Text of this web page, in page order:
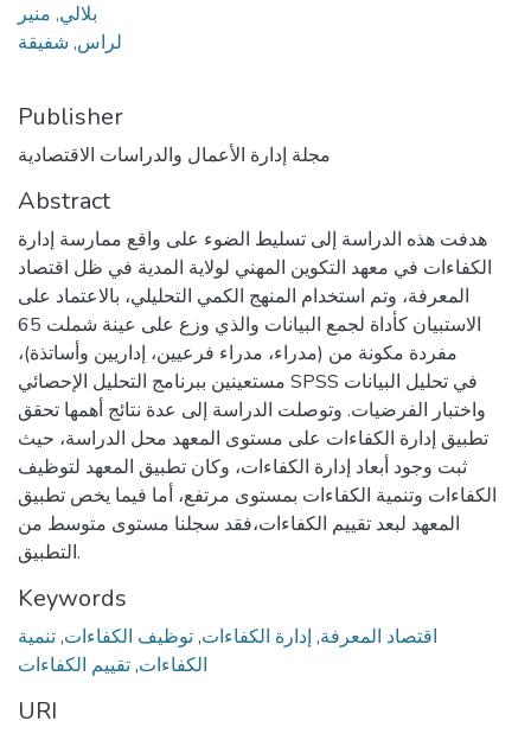
بلالي, منير
لراس, شفيقة
Publisher
مجلة إدارة الأعمال والدراسات الاقتصادية
Abstract
هدفت هذه الدراسة إلى تسليط الضوء على واقع ممارسة إدارة
الكفاءات في معهد التكوين المهني لولاية المدية في ظل اقتصاد
المعرفة، وتم استخدام المنهج الكمي التحليلي، بالاعتماد على
الاستبيان كأداة لجمع البيانات والذي وزع على عينة شملت 65
مفردة مكونة من (مدراء، مدراء فرعيين، إداريين وأساتذة)،
مستعينين ببرنامج التحليل الإحصائي SPSS في تحليل البيانات
واختبار الفرضيات. وتوصلت الدراسة إلى عدة نتائج أهمها تحقق
تطبيق إدارة الكفاءات على مستوى المعهد محل الدراسة، حيث
ثبت وجود أبعاد إدارة الكفاءات، وكان تطبيق المعهد لتوظيف
الكفاءات وتنمية الكفاءات بمستوى مرتفع، أما فيما يخص تطبيق
المعهد لبعد تقييم الكفاءات،فقد سجلنا مستوى متوسط من
التطبيق.
Keywords
اقتصاد المعرفة,إدارة الكفاءات,توظيف الكفاءات,تنمية
الكفاءات,تقييم الكفاءات
URI